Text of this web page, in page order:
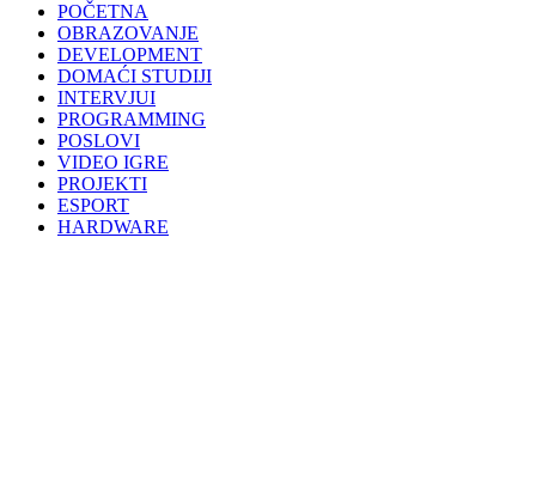
POČETNA
OBRAZOVANJE
DEVELOPMENT
DOMAĆI STUDIJI
INTERVJUI
PROGRAMMING
POSLOVI
VIDEO IGRE
PROJEKTI
ESPORT
HARDWARE